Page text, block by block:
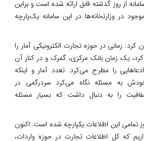
از روز گذشته قابل ارائه شده است و براین
در وزارتخانه‌ها در این سامانه یک‌پارچه
کرد: زمانی در حوزه تجارت الکترونیکی آمار را
یک زمان بانک مرکزی، گمرک و در کنار آن
را مطرح می‌کرد. تعدد آمار و اینکه
به مسئله نگاه می‌کرد سردرگمی در
را به دنبال داشت که بسیار مسئله
تمامی این اطلاعات یکپارچه شده است. اکنون
که کل اطلاعات تجارت در حوزه واردات،